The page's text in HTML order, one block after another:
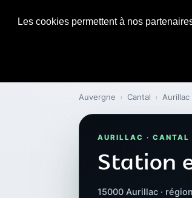
Les cookies permettent à nos
Auvergne › Cantal › Aurillac
AURILLAC · CANTAL
Station
15000 Aurillac ·